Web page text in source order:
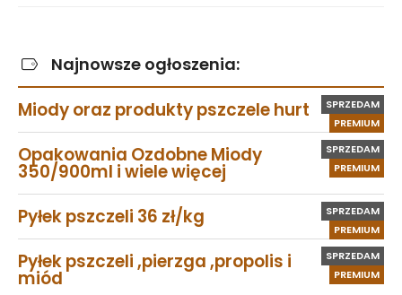
Najnowsze ogłoszenia:
PREMIUM
SPRZEDAM
Miody oraz produkty pszczele hurt
PREMIUM
SPRZEDAM
Opakowania Ozdobne Miody
350/900ml i wiele więcej
PREMIUM
SPRZEDAM
Pyłek pszczeli 36 zł/kg
PREMIUM
SPRZEDAM
Pyłek pszczeli ,pierzga ,propolis i
miód